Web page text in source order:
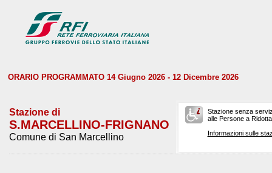
ORARIO PROGRAMMATO 14 Giugno 2026 - 12 Dicembre 2026
Stazione di
S.MARCELLINO-FRIGNANO
Comune di San Marcellino
Stazione senza
alle Persone a
Informazioni sulle